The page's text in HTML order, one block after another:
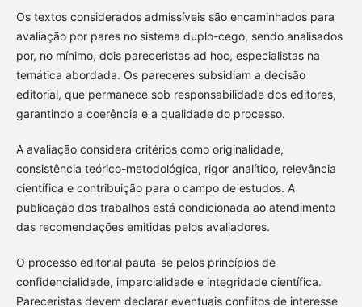
Os textos considerados admissíveis são encaminhados para
avaliação por pares no sistema duplo-cego, sendo analisados
por, no mínimo, dois pareceristas ad hoc, especialistas na
temática abordada. Os pareceres subsidiam a decisão
editorial, que permanece sob responsabilidade dos editores,
garantindo a coerência e a qualidade do processo.
A avaliação considera critérios como originalidade,
consistência teórico-metodológica, rigor analítico, relevância
científica e contribuição para o campo de estudos. A
publicação dos trabalhos está condicionada ao atendimento
das recomendações emitidas pelos avaliadores.
O processo editorial pauta-se pelos princípios de
confidencialidade, imparcialidade e integridade científica.
Pareceristas devem declarar eventuais conflitos de interesse